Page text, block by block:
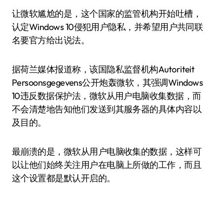
让微软尴尬的是，这个国家的监管机构开始吐槽，
认定Windows 10侵犯用户隐私，并希望用户共同联
名要官方给出说法。
据荷兰媒体报道称，该国隐私监督机构Autoriteit
Persoonsgegevens公开炮轰微软，其强调Windows
10违反数据保护法，微软从用户电脑收集数据，而
不会清楚地告知他们发送到其服务器的具体内容以
及目的。
最崩溃的是，微软从用户电脑收集的数据，这样可
以让他们始终关注用户在电脑上所做的工作，而且
这个设置都是默认开启的。